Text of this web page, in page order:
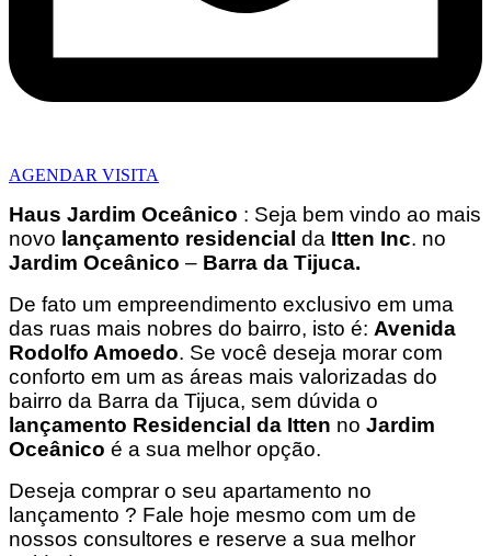
AGENDAR VISITA
Haus Jardim Oceânico : Seja bem vindo ao mais
novo lançamento residencial da Itten Inc. no
Jardim Oceânico – Barra da Tijuca.
De fato um empreendimento exclusivo em uma
das ruas mais nobres do bairro, isto é: Avenida
Rodolfo Amoedo. Se você deseja morar com
conforto em um as áreas mais valorizadas do
bairro da Barra da Tijuca, sem dúvida o
lançamento Residencial da Itten no Jardim
Oceânico é a sua melhor opção.
Deseja comprar o seu apartamento no
lançamento ? Fale hoje mesmo com um de
nossos consultores e reserve a sua melhor